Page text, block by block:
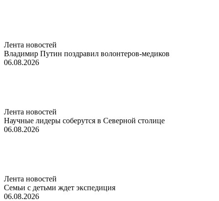
Лента новостей
Владимир Путин поздравил волонтеров-медиков
06.08.2026
Лента новостей
Научные лидеры соберутся в Северной столице
06.08.2026
Лента новостей
Семьи с детьми ждет экспедиция
06.08.2026